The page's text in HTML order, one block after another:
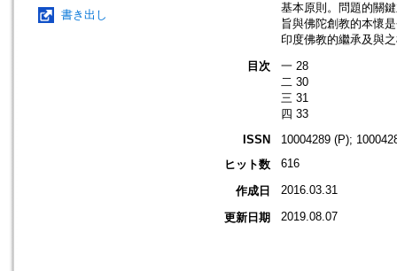
書き出し
基本原則。問題的關
旨與佛陀創教的本懷
印度佛教的繼承及與
目次
一 28
二 30
三 31
四 33
ISSN
10004289 (P);
ヒット数
616
作成日 2016.03.31
更新日期 2019.08.07